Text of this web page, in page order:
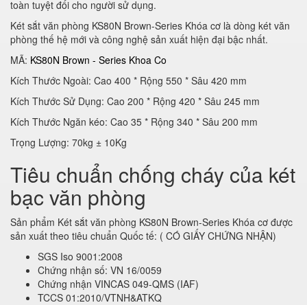
toàn tuyệt đối cho người sử dụng.
Két sắt văn phòng KS80N Brown-Series Khóa cơ là dòng két văn
phòng thế hệ mới và công nghệ sản xuất hiện đại bậc nhất.
MÃ: KS80N Brown - Series Khoa Co
Kích Thước Ngoài: Cao 400 * Rộng 550 * Sâu 420 mm
Kích Thước Sử Dụng: Cao 200 * Rộng 420 * Sâu 245 mm
Kích Thước Ngăn kéo: Cao 35 * Rộng 340 * Sâu 200 mm
Trọng Lượng: 70kg ± 10Kg
Tiêu chuẩn chống cháy của két
bạc văn phòng
Sản phẩm Két sắt văn phòng KS80N Brown-Series Khóa cơ được
sản xuất theo tiêu chuẩn Quốc tế: ( CÓ GIẤY CHỨNG NHẬN)
SGS Iso 9001:2008
Chứng nhận số: VN 16/0059
Chứng nhận VINCAS 049-QMS (IAF)
TCCS 01:2010/VTNH&ATKQ